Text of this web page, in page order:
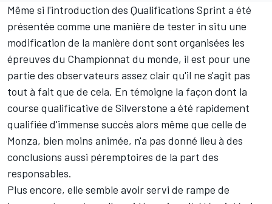
Même si l'introduction des Qualifications Sprint a été
présentée comme une manière de tester in situ une
modification de la manière dont sont organisées les
épreuves du Championnat du monde, il est pour une
partie des observateurs assez clair qu'il ne s'agit pas
tout à fait que de cela. En témoigne la façon dont la
course qualificative de Silverstone a été rapidement
qualifiée d'immense succès alors même que celle de
Monza, bien moins animée, n'a pas donné lieu à des
conclusions aussi péremptoires de la part des
responsables.
Plus encore, elle semble avoir servi de rampe de